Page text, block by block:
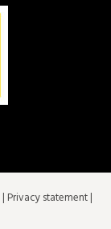
| Privacy statement|